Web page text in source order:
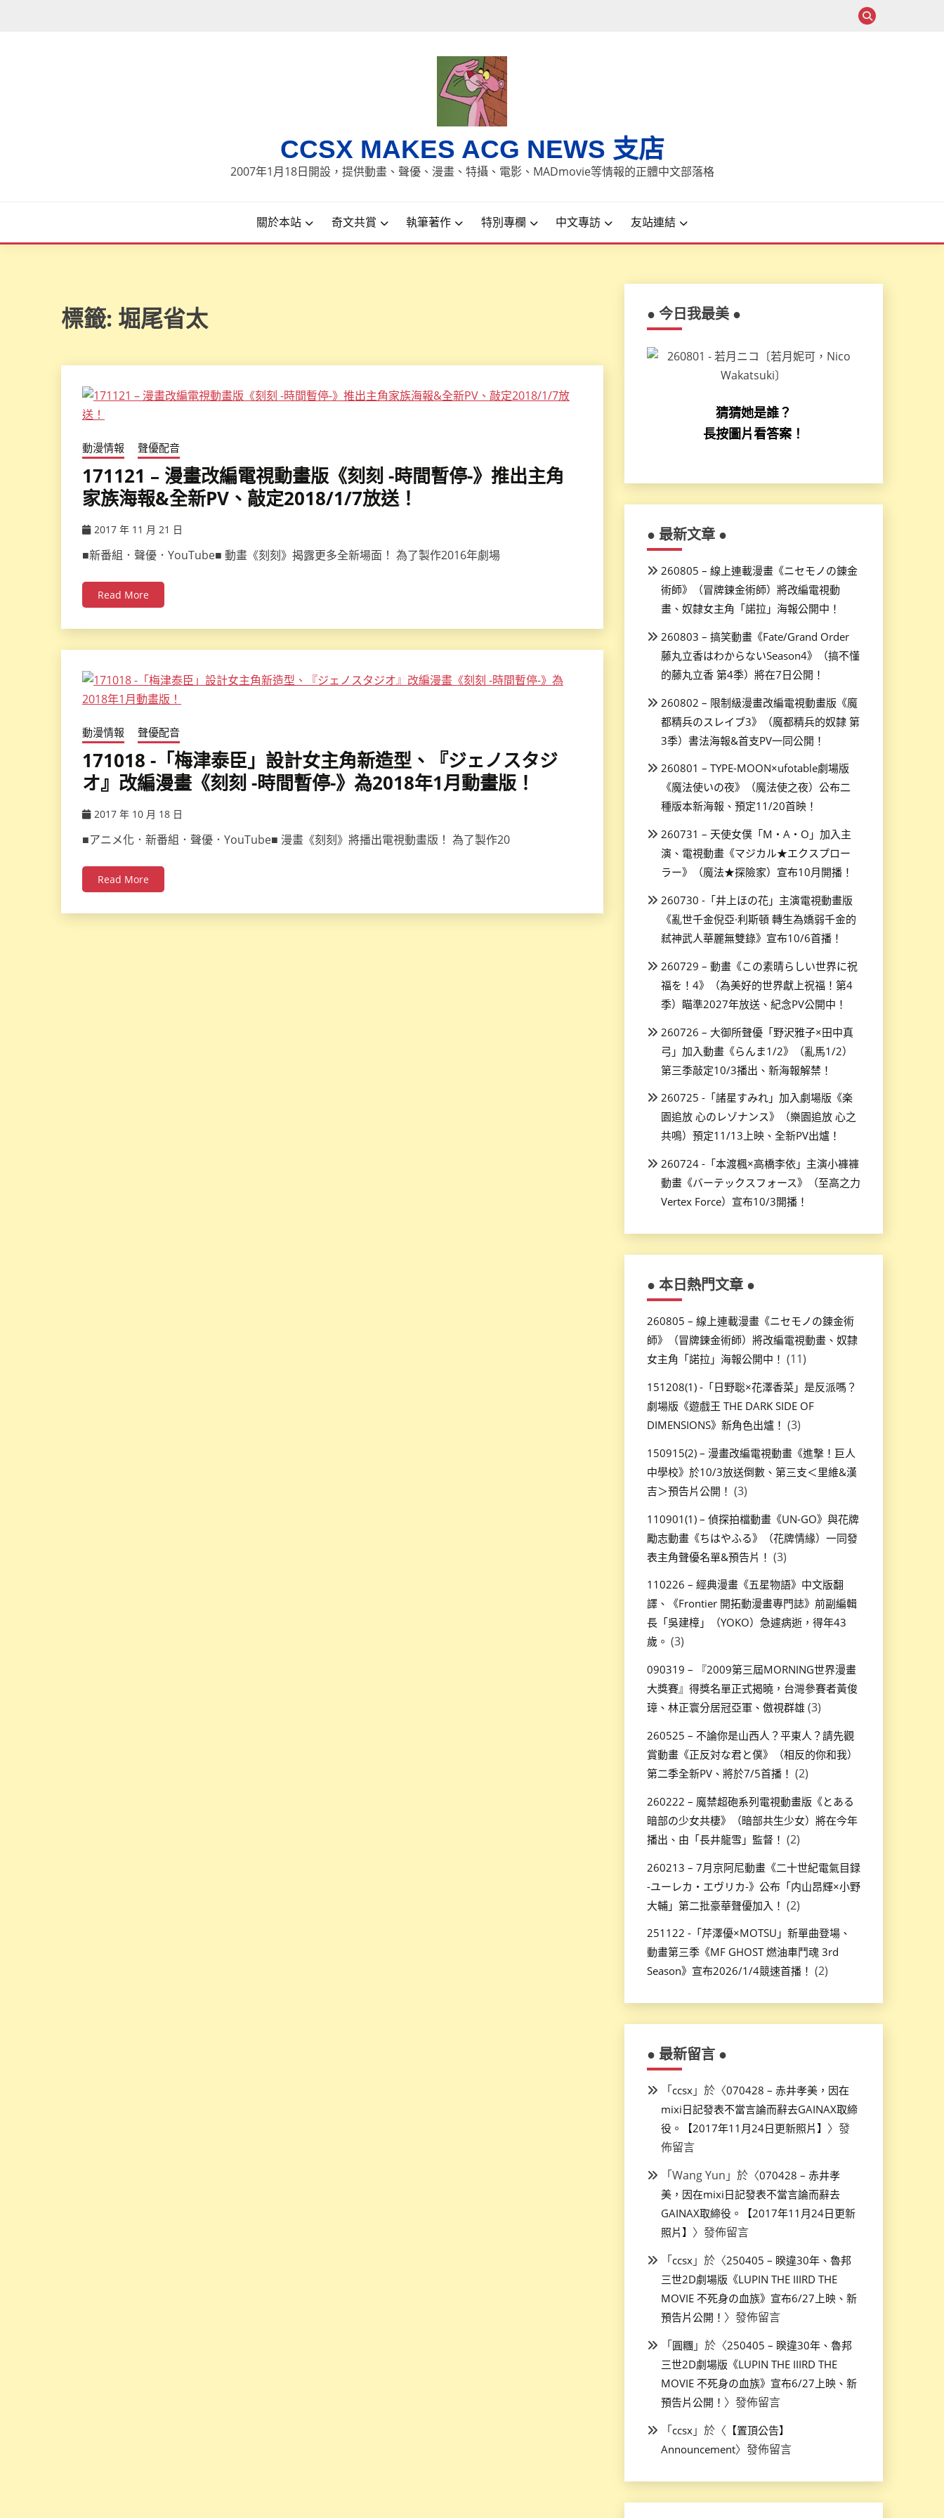
CCSX MAKES ACG NEWS 支店
2007年1月18日開設，提供動畫、聲優、漫畫、特攝、電影、MADmovie等情報的正體中文部落格
關於本站 奇文共賞 執筆著作 特別專欄 中文專訪 友站連結
標籤: 堀尾省太
動漫情報 聲優配音
171121 – 漫畫改編電視動畫版《刻刻 -時間暫停-》推出主角
家族海報&全新PV、敲定2018/1/7放送！
2017 年 11 月 21 日
■新番組．聲優．YouTube■ 動畫《刻刻》揭露更多全新場面！ 為了製作2016年劇場
Read More
動漫情報 聲優配音
171018 -「梅津泰臣」設計女主角新造型、『ジェノスタジ
オ』改編漫畫《刻刻 -時間暫停-》為2018年1月動畫版！
2017 年 10 月 18 日
■アニメ化．新番組．聲優．YouTube■ 漫畫《刻刻》將播出電視動畫版！ 為了製作20
Read More
● 今日我最美 ●
猜猜她是誰？
長按圖片看答案！
● 最新文章 ●
260805 – 線上連載漫畫《ニセモノの錬金
術師》（冒牌鍊金術師）將改編電視動
畫、奴隸女主角「諾拉」海報公開中！
260803 – 搞笑動畫《Fate/Grand Order
藤丸立香はわからないSeason4》（搞不懂
的藤丸立香 第4季）將在7日公開！
260802 – 限制級漫畫改編電視動畫版《魔
都精兵のスレイブ3》（魔都精兵的奴隸 第
3季）書法海報&首支PV一同公開！
260801 – TYPE-MOON×ufotable劇場版
《魔法使いの夜》（魔法使之夜）公布二
種版本新海報、預定11/20首映！
260731 – 天使女僕「M・A・O」加入主
演、電視動畫《マジカル★エクスプロー
ラー》（魔法★探險家）宣布10月開播！
260730 -「井上ほの花」主演電視動畫版
《亂世千金倪亞·利斯頓 轉生為嬌弱千金的
弒神武人華麗無雙錄》宣布10/6首播！
260729 – 動畫《この素晴らしい世界に祝
福を！4》（為美好的世界獻上祝福！第4
季）瞄準2027年放送、紀念PV公開中！
260726 – 大御所聲優「野沢雅子×田中真
弓」加入動畫《らんま1/2》（亂馬1/2）
第三季敲定10/3播出、新海報解禁！
260725 -「諸星すみれ」加入劇場版《楽
園追放 心のレゾナンス》（樂園追放 心之
共鳴）預定11/13上映、全新PV出爐！
260724 -「本渡楓×高橋李依」主演小褲褲
動畫《バーテックスフォース》（至高之力
Vertex Force）宣布10/3開播！
● 本日熱門文章 ●
260805 – 線上連載漫畫《ニセモノの錬金術
師》（冒牌鍊金術師）將改編電視動畫、奴隸
女主角「諾拉」海報公開中！ (11)
151208(1) -「日野聡×花澤香菜」是反派嗎？
劇場版《遊戲王 THE DARK SIDE OF
DIMENSIONS》新角色出爐！ (3)
150915(2) – 漫畫改編電視動畫《進撃！巨人
中學校》於10/3放送倒數、第三支＜里維&漢
吉＞預告片公開！ (3)
110901(1) – 偵探拍檔動畫《UN-GO》與花牌
勵志動畫《ちはやふる》（花牌情緣）一同發
表主角聲優名單&預告片！ (3)
110226 – 經典漫畫《五星物語》中文版翻
譯、《Frontier 開拓動漫畫專門誌》前副編輯
長「吳建樟」（YOKO）急遽病逝，得年43
歲。 (3)
090319 – 『2009第三屆MORNING世界漫畫
大獎賽』得獎名單正式揭曉，台灣參賽者黃俊
璋、林正寰分居冠亞軍、傲視群雄 (3)
260525 – 不論你是山西人？平東人？請先觀
賞動畫《正反対な君と僕》（相反的你和我）
第二季全新PV、將於7/5首播！ (2)
260222 – 魔禁超砲系列電視動畫版《とある
暗部の少女共棲》（暗部共生少女）將在今年
播出、由「長井龍雪」監督！ (2)
260213 – 7月京阿尼動畫《二十世紀電氣目録
-ユーレカ・エヴリカ-》公布「内山昂輝×小野
大輔」第二批豪華聲優加入！ (2)
251122 -「芹澤優×MOTSU」新單曲登場、
動畫第三季《MF GHOST 燃油車鬥魂 3rd
Season》宣布2026/1/4競速首播！ (2)
● 最新留言 ●
「ccsx」於〈070428 – 赤井孝美，因在
mixi日記發表不當言論而辭去GAINAX取締
役。【2017年11月24日更新照片】 〉發
佈留言
「Wang Yun 」於〈070428 – 赤井孝
美，因在mixi日記發表不當言論而辭去
GAINAX取締役。【2017年11月24日更新
照片】 〉發佈留言
「ccsx」於〈250405 – 睽違30年、魯邦
三世2D劇場版《LUPIN THE IIIRD THE
MOVIE 不死身の血族》宣布6/27上映、新
預告片公開！ 〉發佈留言
「圓糰」於〈250405 – 睽違30年、魯邦
三世2D劇場版《LUPIN THE IIIRD THE
MOVIE 不死身の血族》宣布6/27上映、新
預告片公開！ 〉發佈留言
「ccsx」於〈 【置頂公告】
Announcement〉發佈留言